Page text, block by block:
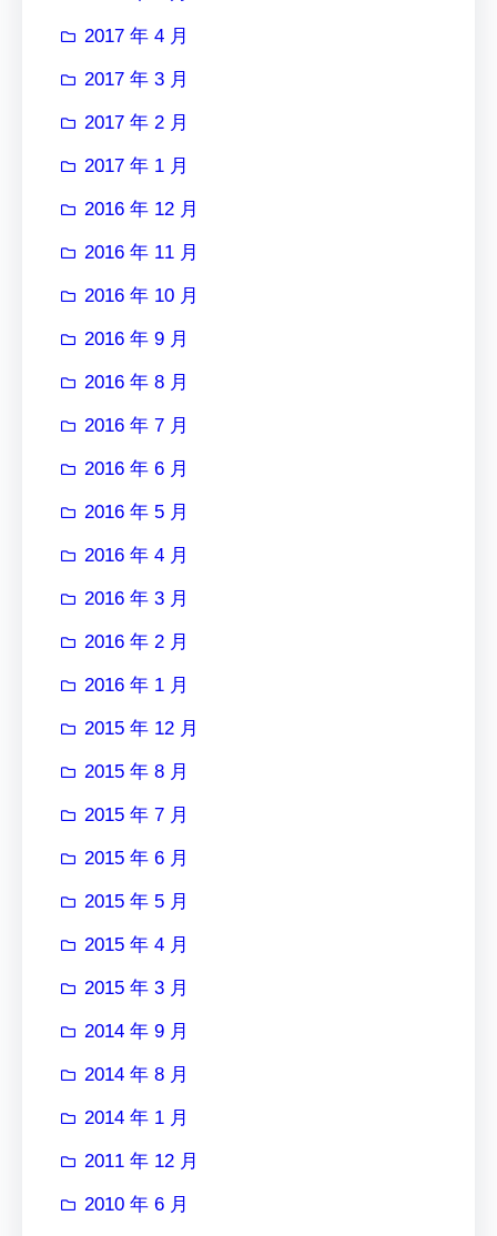
2017 年 4 月
2017 年 3 月
2017 年 2 月
2017 年 1 月
2016 年 12 月
2016 年 11 月
2016 年 10 月
2016 年 9 月
2016 年 8 月
2016 年 7 月
2016 年 6 月
2016 年 5 月
2016 年 4 月
2016 年 3 月
2016 年 2 月
2016 年 1 月
2015 年 12 月
2015 年 8 月
2015 年 7 月
2015 年 6 月
2015 年 5 月
2015 年 4 月
2015 年 3 月
2014 年 9 月
2014 年 8 月
2014 年 1 月
2011 年 12 月
2010 年 6 月